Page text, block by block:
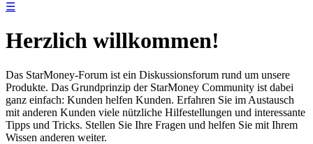
☰
Herzlich willkommen!
Das StarMoney-Forum ist ein Diskussionsforum rund um unsere
Produkte. Das Grundprinzip der StarMoney Community ist dabei
ganz einfach: Kunden helfen Kunden. Erfahren Sie im Austausch
mit anderen Kunden viele nützliche Hilfestellungen und interessante
Tipps und Tricks. Stellen Sie Ihre Fragen und helfen Sie mit Ihrem
Wissen anderen weiter.